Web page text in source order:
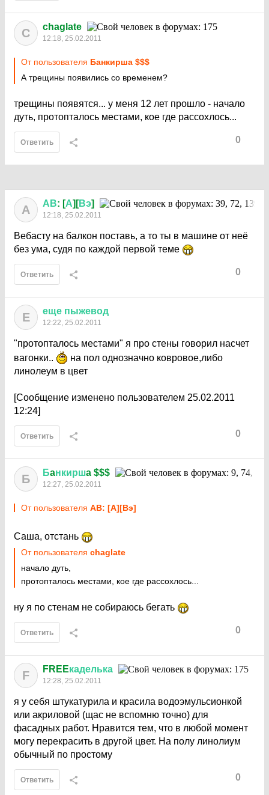
C chaglate
12:18, 25.02.2011
От пользователя Бaнкиршa $$$
А трещины появились со временем?
трещины появятся... у меня 12 лет прошло - начало
дуть, протопталось местами, кое где рассохлось...
0
Ответить
А АВ: [А][Вэ]
12:18, 25.02.2011
Вебасту на балкон поставь, а то ты в машине от неё
без ума, судя по каждой первой теме
0
Ответить
Е еще пыжевод
12:22, 25.02.2011
"протопталось местами" я про стены говорил насчет
вагонки..
на пол однозначно ковровое,либо
линолеум в цвет
[Сообщение изменено пользователем 25.02.2011
12:24]
0
Ответить
Б Бaнкиршa $$$
12:27, 25.02.2011
От пользователя АВ: [А][Вэ]
Саша, отстань
От пользователя chaglate
начало дуть,
протопталось местами, кое где рассохлось...
ну я по стенам не собираюсь бегать
0
Ответить
F FREEкаделька
12:28, 25.02.2011
я у себя штукатурила и красила водоэмульсионкой
или акриловой (щас не вспомню точно) для
фасадных работ. Нравится тем, что в любой момент
могу перекрасить в другой цвет. На полу линолиум
обычный по простому
0
Ответить